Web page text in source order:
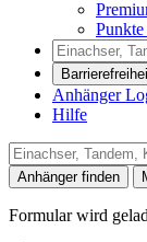
Anhänger
Hilfe
Anhänger finden
Formular wird